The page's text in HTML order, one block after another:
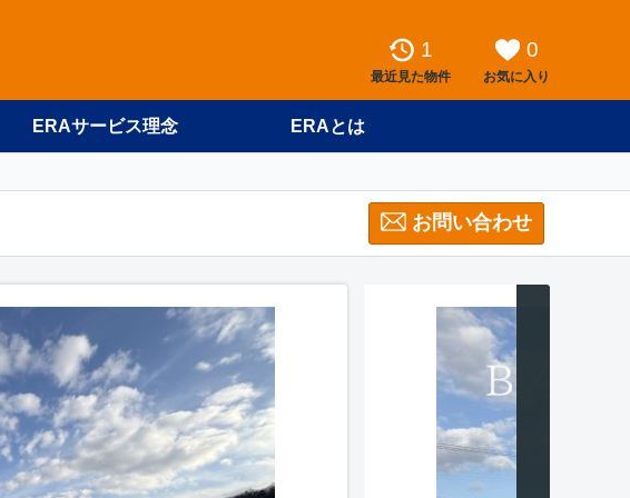
1
最近見た物件
0
お気に入り
ERAサービス理念 ERAとは
お問い合わせ